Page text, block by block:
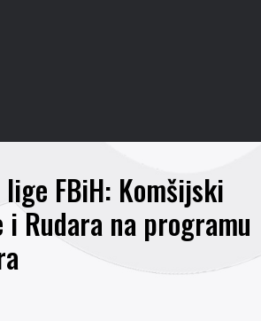
lige FBiH: Komšijski
i Rudara na programu